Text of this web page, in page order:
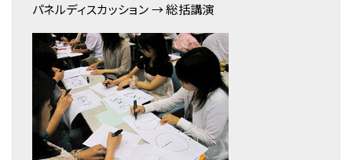
パネルディスカッション → 総括講演